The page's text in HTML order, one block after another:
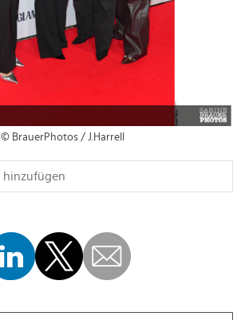
© BrauerPhotos / J.Harrell